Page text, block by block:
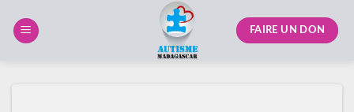
FAIRE UN DON